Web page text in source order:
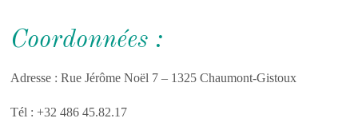
Coordonnées :
Adresse : Rue Jérôme Noël 7 – 1325 Chaumont-Gistoux
Tél : +32 486 45.82.17